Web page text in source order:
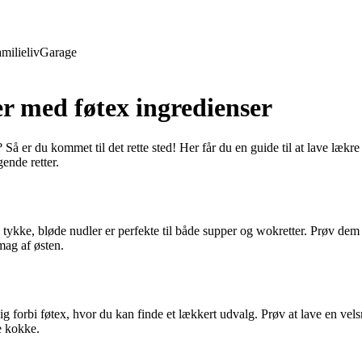
Garage
med føtex ingredienser
er du kommet til det rette sted! Her får du en guide til at lave
retter.
bløde nudler er perfekte til både supper og wokretter. Prøv
af østen.
føtex, hvor du kan finde et lækkert udvalg. Prøv at lave en
kokke.